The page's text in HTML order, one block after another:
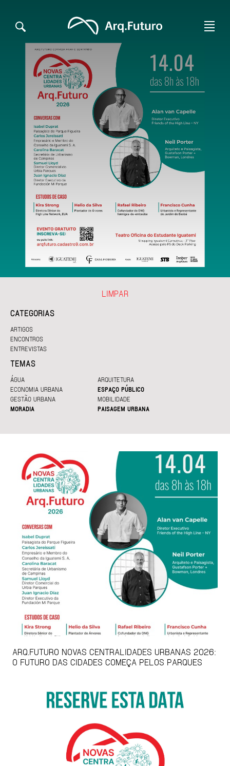
CATEGORIAS
ARTIGOS
ENCONTROS
ENTREVISTAS
TEMAS
ÁGUA
ARQUITETURA
ECONOMIA URBANA
ESPAÇO PÚBLICO
GESTÃO URBANA
MOBILIDADE
MORADIA
PAISAGEM URBANA
LIMPAR
ARQ.FUTURO NOVAS CENTRALIDADES URBANAS 2026:
O FUTURO DAS CIDADES COMEÇA PELOS PARQUES